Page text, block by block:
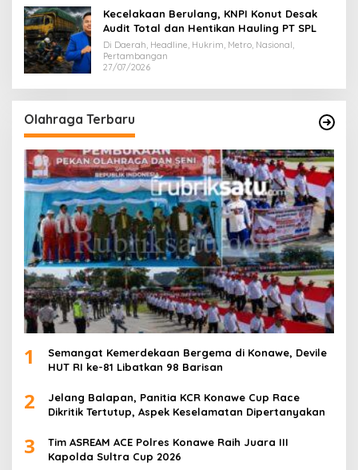
Kecelakaan Berulang, KNPI Konut Desak
Audit Total dan Hentikan Hauling PT SPL
Di Daerah, Headline, Hukrim, Metro, Nasional,
Pertambangan
27/07/2026
Olahraga Terbaru
1
Semangat Kemerdekaan Bergema di Konawe, Devile
HUT RI ke-81 Libatkan 98 Barisan
2
Jelang Balapan, Panitia KCR Konawe Cup Race
Dikritik Tertutup, Aspek Keselamatan Dipertanyakan
3
Tim ASREAM ACE Polres Konawe Raih Juara III
Kapolda Sultra Cup 2026